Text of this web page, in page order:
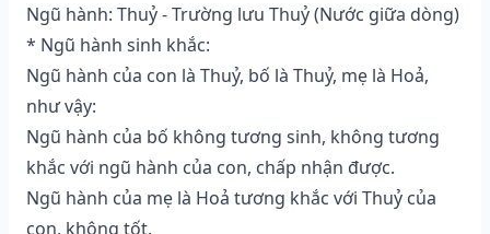
Ngũ hành: Thuỷ - Trường lưu Thuỷ (Nước giữa dòng)
* Ngũ hành sinh khắc:
Ngũ hành của con là Thuỷ, bố là Thuỷ, mẹ là Hoả,
như vậy:
Ngũ hành của bố không tương sinh, không tương
khắc với ngũ hành của con, chấp nhận được.
Ngũ hành của mẹ là Hoả tương khắc với Thuỷ của
con, không tốt.